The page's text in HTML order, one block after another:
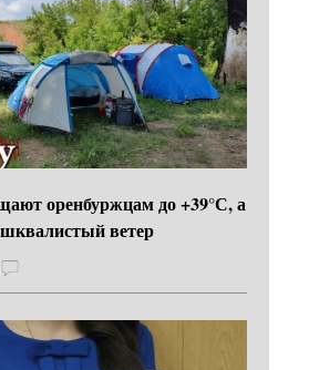
оренбуржцам до +39°С, а
ветер